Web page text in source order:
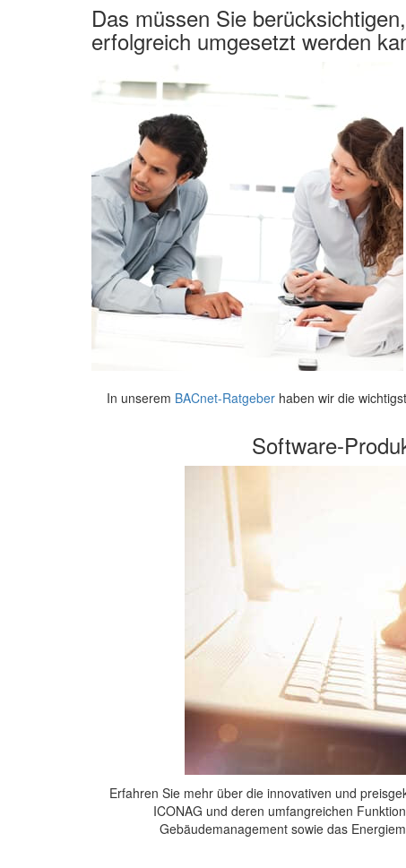
Das müssen Sie
erfolgreich umgesetzt werden
In unserem BACnet-Ratgeberhaben wir die
Software-
Erfahren Sie mehr über die innovativen und
ICONAG und deren umfangreichen
Gebäudemanagement sowie das